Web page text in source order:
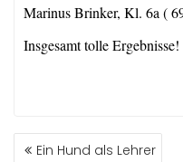
Marinus Brinker, Kl. 6a (
Insgesamt tolle Ergebnisse!
Ein Hund als Lehrer